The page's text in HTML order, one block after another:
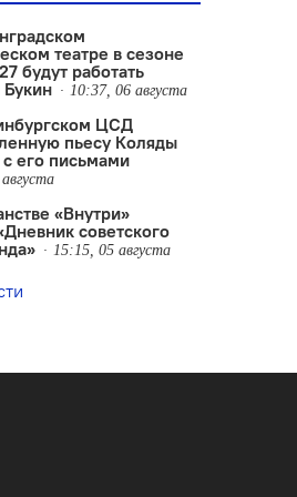
театре в сезоне
будут работать
Букин
10:37, 06 августа
ЦСД
пьесу Коляды
его письмами
«Внутри»
советского
15:15, 05 августа